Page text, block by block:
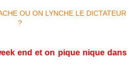
end et on pique nique dans